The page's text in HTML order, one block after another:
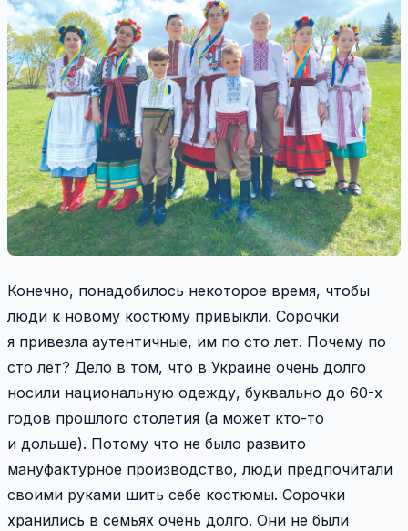
Конечно, понадобилось некоторое время, чтобы
люди к новому костюму привыкли. Сорочки
я привезла аутентичные, им по сто лет. Почему по
сто лет? Дело в том, что в Украине очень долго
носили национальную одежду, буквально до 60-х
годов прошлого столетия (а может кто-то
и дольше). Потому что не было развито
мануфактурное производство, люди предпочитали
своими руками шить себе костюмы. Сорочки
хранились в семьях очень долго. Они не были